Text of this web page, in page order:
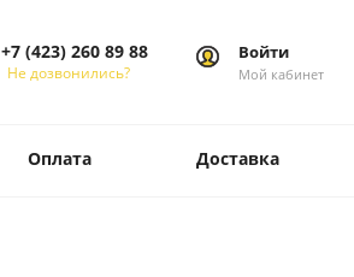
Войти
Мой кабинет
+7 (423) 260 89 88
Не дозвонились?
Оплата Доставка